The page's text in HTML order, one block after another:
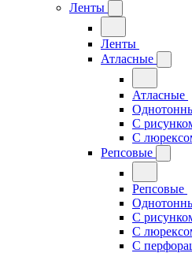
Ленты
Ленты
Атласные
Атласные
С
С
Репсовые
Репсовые
С
С
С